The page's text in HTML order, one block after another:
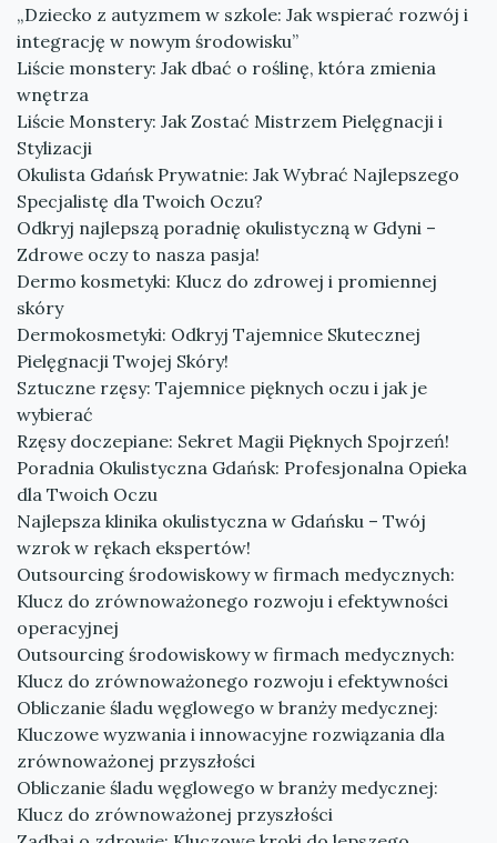
„Dziecko z autyzmem w szkole: Jak wspierać rozwój i
integrację w nowym środowisku”
Liście monstery: Jak dbać o roślinę, która zmienia
wnętrza
Liście Monstery: Jak Zostać Mistrzem Pielęgnacji i
Stylizacji
Okulista Gdańsk Prywatnie: Jak Wybrać Najlepszego
Specjalistę dla Twoich Oczu?
Odkryj najlepszą poradnię okulistyczną w Gdyni –
Zdrowe oczy to nasza pasja!
Dermo kosmetyki: Klucz do zdrowej i promiennej
skóry
Dermokosmetyki: Odkryj Tajemnice Skutecznej
Pielęgnacji Twojej Skóry!
Sztuczne rzęsy: Tajemnice pięknych oczu i jak je
wybierać
Rzęsy doczepiane: Sekret Magii Pięknych Spojrzeń!
Poradnia Okulistyczna Gdańsk: Profesjonalna Opieka
dla Twoich Oczu
Najlepsza klinika okulistyczna w Gdańsku – Twój
wzrok w rękach ekspertów!
Outsourcing środowiskowy w firmach medycznych:
Klucz do zrównoważonego rozwoju i efektywności
operacyjnej
Outsourcing środowiskowy w firmach medycznych:
Klucz do zrównoważonego rozwoju i efektywności
Obliczanie śladu węglowego w branży medycznej:
Kluczowe wyzwania i innowacyjne rozwiązania dla
zrównoważonej przyszłości
Obliczanie śladu węglowego w branży medycznej:
Klucz do zrównoważonej przyszłości